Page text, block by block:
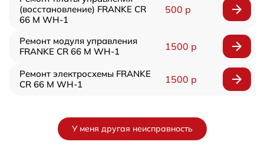
(восстановление) FRANKE CR
66 M WH-1
500 р
Ремонт модуля управления
FRANKE CR 66 M WH-1
1500 р
Ремонт электросхемы FRANKE
CR 66 M WH-1
1500 р
У меня другая неисправность